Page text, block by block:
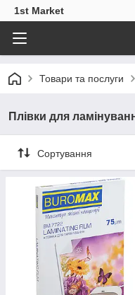
1st Market
Товари та послуги
Плівки для
Сортування